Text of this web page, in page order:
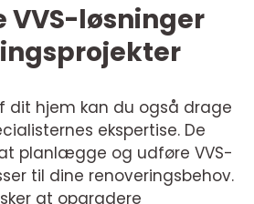
VVS-løsninger
dit hjem kan du også drage
ekspertise. De
planlægge og udføre VVS-
til dine renoveringsbehov.
at opgradere